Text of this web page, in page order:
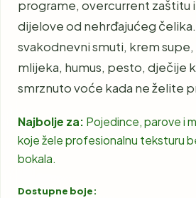
programe, overcurrent zaštitu
dijelove od nehrđajućeg
svakodnevni smuti, krem
mlijeka, humus, pesto, dječije
smrznuto voće kada ne želite
Najbolje za: Pojedince, parove i
koje žele profesionalnu teksturu
bokala.
Dostupne boje: